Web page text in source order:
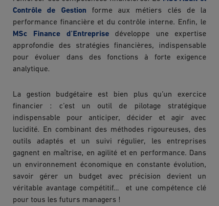
Contrôle de Gestion forme aux métiers clés de la
performance financière et du contrôle interne. Enfin, le
MSc Finance d’Entreprisedéveloppe une expertise
approfondie des stratégies financières, indispensable
pour évoluer dans des fonctions à forte exigence
analytique.
La gestion budgétaire est bien plus qu’un exercice
financier : c’est un outil de pilotage stratégique
indispensable pour anticiper, décider et agir avec
lucidité. En combinant des méthodes rigoureuses, des
outils adaptés et un suivi régulier, les entreprises
gagnent en maîtrise, en agilité et en performance. Dans
un environnement économique en constante évolution,
savoir gérer un budget avec précision devient un
véritable avantage compétitif… et une compétence clé
pour tous les futurs managers !